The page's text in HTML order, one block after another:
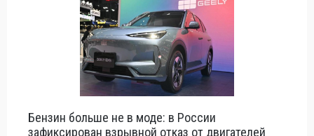
Бензин больше не в моде: в России
зафиксирован взрывной отказ от двигателей